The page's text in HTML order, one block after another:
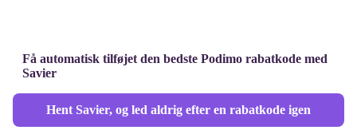
Få automatisk tilføjet den bedste Podimo rabatkode med
Savier
Hent Savier, og led aldrig efter en rabatkode igen